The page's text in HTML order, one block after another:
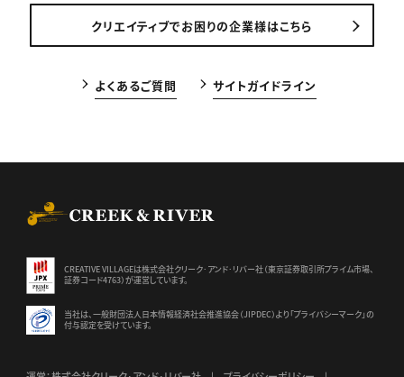
クリエイティブでお困りの企業様はこちら
よくあるご質問 サイトガイドライン
CREATIVE VILLAGEは株式会社クリーク･アンド･リバー社（東京証券取引所プライム市場、
証券コード4763）が運営しています。
当社は、一般財団法人日本情報経済社会推進協会（JIPDEC）より 「プライバシーマーク」の
付与認定を受けています。